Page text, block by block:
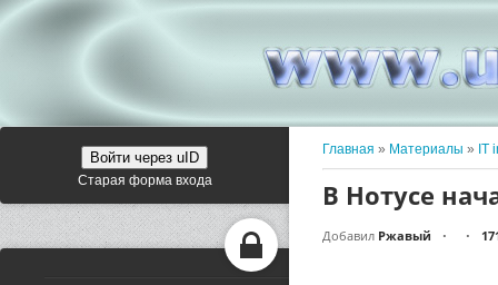
Войти через uID
Старая форма входа
Главная » Материалы » IT
В Нотусе
Добавил Ржавый • •